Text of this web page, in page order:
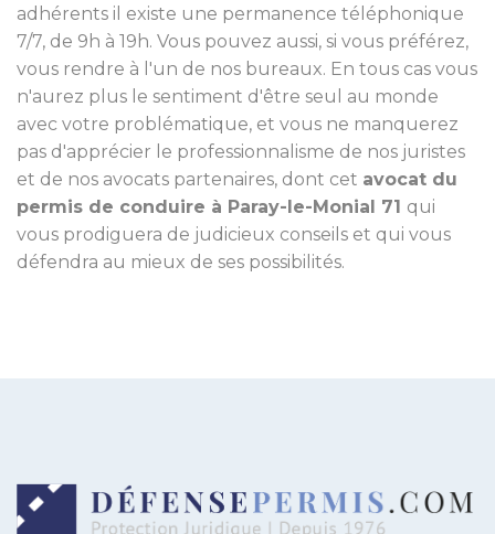
adhérents il existe une permanence téléphonique
7/7, de 9h à 19h. Vous pouvez aussi, si vous préférez,
vous rendre à l'un de nos bureaux. En tous cas vous
n'aurez plus le sentiment d'être seul au monde
avec votre problématique, et vous ne manquerez
pas d'apprécier le professionnalisme de nos juristes
et de nos avocats partenaires, dont cet avocat du
permis de conduire à Paray-le-Monial 71 qui
vous prodiguera de judicieux conseils et qui vous
défendra au mieux de ses possibilités.